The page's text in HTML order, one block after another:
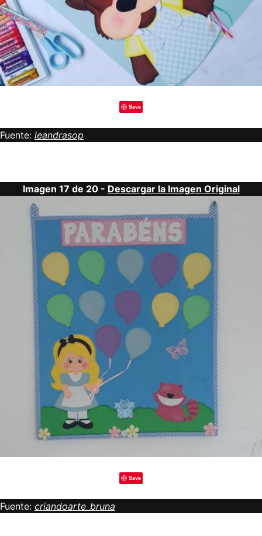
Save
Fuente: leandrasop
Imagen 17 de 20 - Descargar la Imagen Original
Save
Fuente: criandoarte_bruna